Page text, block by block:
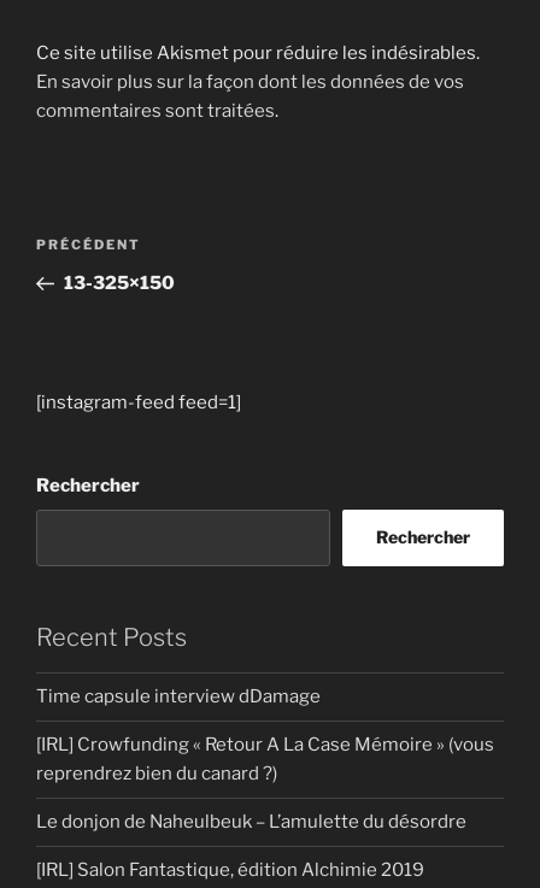
Ce site utilise Akismet pour réduire les indésirables.
En savoir plus sur la façon dont les données de vos
commentaires sont traitées.
Navigation
l’article
Article
précédent
PRÉCÉDENT
13-325×150
[instagram-feed feed=1]
Rechercher
Rechercher
Recent Posts
Time capsule interview dDamage
[IRL] Crowfunding « Retour A La Case Mémoire » (vous
reprendrez bien du canard ?)
Le donjon de Naheulbeuk – L’amulette du désordre
[IRL] Salon Fantastique, édition Alchimie 2019